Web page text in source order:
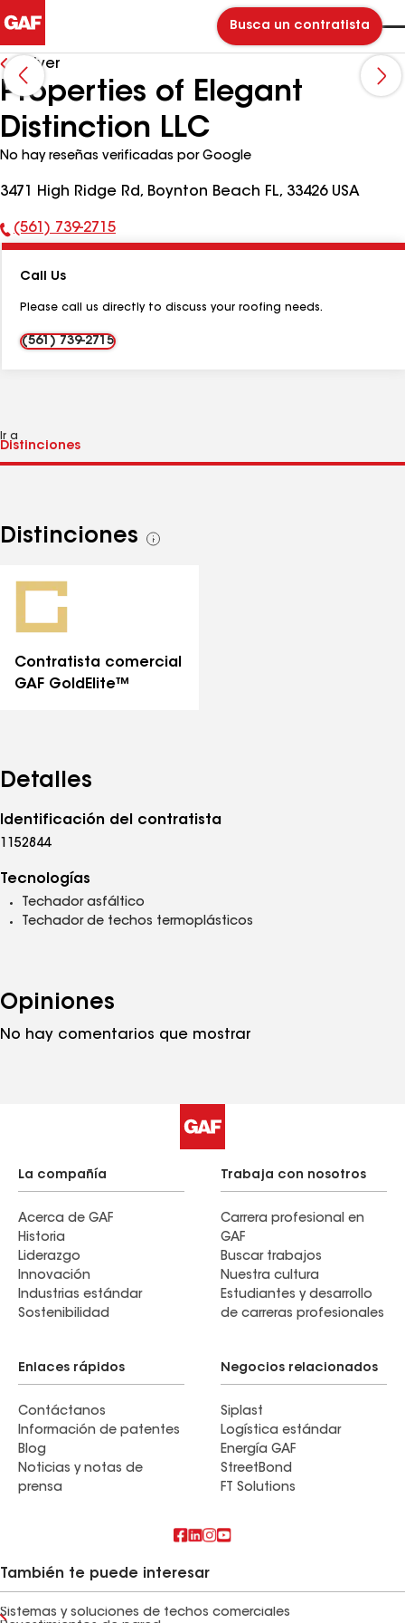
Busca un contratista
Volver
Properties of Elegant
Distinction LLC
No hay reseñas verificadas por Google
3471 High Ridge Rd, Boynton Beach FL, 33426 USA
Número
teléfono:
(561) 739-2715
Call Us
Please call us directly to discuss your roofing needs.
(561) 739-2715
Ir a
Distinciones
Ver
Contratista comercial
GAF GoldElite™
Detalles
Identificación del contratista
1152844
Tecnologías
Techador asfáltico
Techador de techos termoplásticos
Opiniones
No hay comentarios que mostrar
La compañía
Acerca de GAF
Historia
Liderazgo
Innovación
Industrias estándar
Sostenibilidad
Trabaja con nosotros
Carrera profesional en
GAF
Buscar trabajos
Nuestra cultura
Estudiantes y desarrollo
de carreras profesionales
Enlaces rápidos
Contáctanos
Información de patentes
Blog
Noticias y notas de
prensa
Negocios relacionados
Siplast
Logística estándar
Energía GAF
StreetBond
FT Solutions
También te puede interesar
Sistemas y soluciones de techos comerciales